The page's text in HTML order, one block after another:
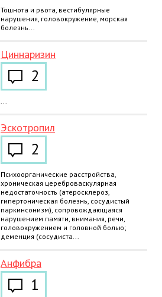
Тошнота и рвота, вестибулярные
нарушения, головокружение, морская
болезнь...
Циннаризин
2
...
Эскотропил
2
Психоорганические расстройства,
хроническая цереброваскулярная
недостаточность (атеросклероз,
гипертоническая болезнь, сосудистый
паркинсонизм), сопровождающаяся
нарушением памяти, внимания, речи,
головокружением и головной болью;
деменция (сосудиста...
Анфибра
1